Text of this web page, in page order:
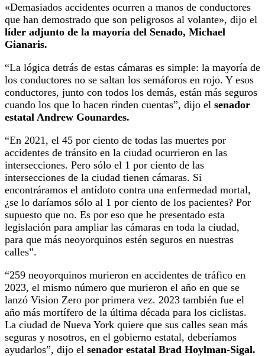
«Demasiados accidentes ocurren a manos de conductores
que han demostrado que son peligrosos al volante», dijo el
líder adjunto de la mayoría del Senado, Michael
Gianaris.
“La lógica detrás de estas cámaras es simple: la mayoría de
los conductores no se saltan los semáforos en rojo. Y esos
conductores, junto con todos los demás, están más seguros
cuando los que lo hacen rinden cuentas”, dijo el senador
estatal Andrew Gounardes.
“En 2021, el 45 por ciento de todas las muertes por
accidentes de tránsito en la ciudad ocurrieron en las
intersecciones. Pero sólo el 1 por ciento de las
intersecciones de la ciudad tienen cámaras. Si
encontráramos el antídoto contra una enfermedad mortal,
¿se lo daríamos sólo al 1 por ciento de los pacientes? Por
supuesto que no. Es por eso que he presentado esta
legislación para ampliar las cámaras en toda la ciudad,
para que más neoyorquinos estén seguros en nuestras
calles”.
“259 neoyorquinos murieron en accidentes de tráfico en
2023, el mismo número que murieron el año en que se
lanzó Vision Zero por primera vez. 2023 también fue el
año más mortífero de la última década para los ciclistas.
La ciudad de Nueva York quiere que sus calles sean más
seguras y nosotros, en el gobierno estatal, deberíamos
ayudarlos”, dijo el senador estatal Brad Hoylman-Sigal.